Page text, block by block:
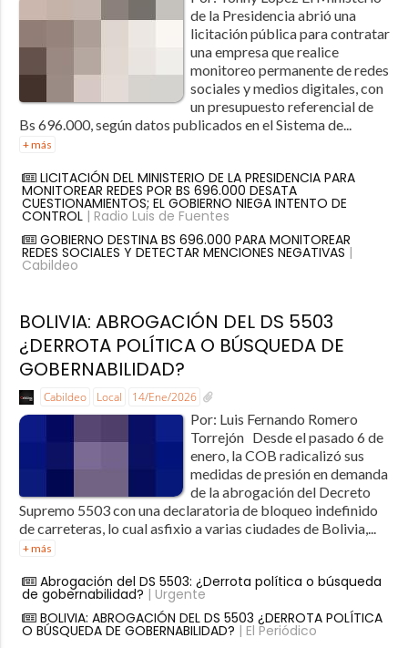
de la Presidencia abrió una
licitación pública para contratar
una empresa que realice
monitoreo permanente de redes
sociales y medios digitales, con
un presupuesto referencial de
Bs 696.000, según datos publicados en el Sistema de...
+ más
LICITACIÓN DEL MINISTERIO DE LA PRESIDENCIA PARA
MONITOREAR REDES POR BS 696.000 DESATA
CUESTIONAMIENTOS; EL GOBIERNO NIEGA INTENTO DE
CONTROL| Radio Luis de Fuentes
GOBIERNO DESTINA BS 696.000 PARA MONITOREAR
REDES SOCIALES Y DETECTAR MENCIONES NEGATIVAS |
Cabildeo
BOLIVIA: ABROGACIÓN DEL DS 5503
¿DERROTA POLÍTICA O BÚSQUEDA DE
GOBERNABILIDAD?
Cabildeo Local 14/Ene/2026
Por: Luis Fernando Romero
Torrejón Desde el pasado 6 de
enero, la COB radicalizó sus
medidas de presión en demanda
de la abrogación del Decreto
Supremo 5503 con una declaratoria de bloqueo indefinido
de carreteras, lo cual asfixio a varias ciudades de Bolivia,...
+ más
Abrogación del DS 5503: ¿Derrota política o búsqueda
de gobernabilidad? | Urgente
BOLIVIA: ABROGACIÓN DEL DS 5503 ¿DERROTA POLÍTICA
O BÚSQUEDA DE GOBERNABILIDAD? | El Periódico